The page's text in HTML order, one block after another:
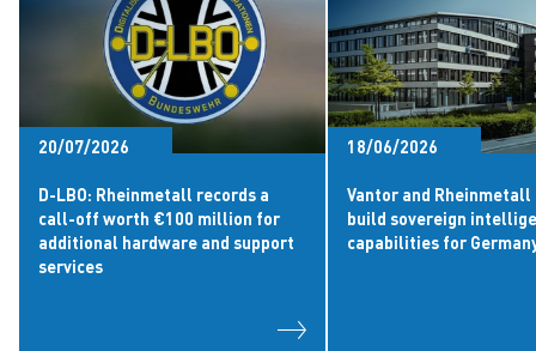
20/07/2026
D-LBO: Rheinmetall records a
call-off worth €100 million for
additional hardware and support
services
18/06/2026
Vantor and
build sovereign
capabilities for